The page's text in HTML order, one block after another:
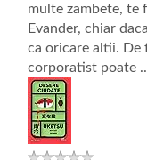
multe zambete, te
Evander, chiar
ca oricare altii. De
corporatist poate